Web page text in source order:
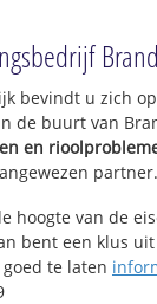
bevindt u zich
de buurt van
en
partner.
hoogte van de
bent een klus
te laten